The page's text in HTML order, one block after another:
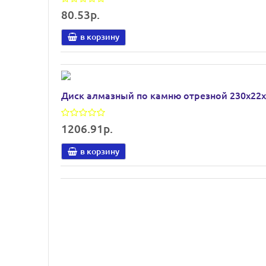
80.53р.
в корзину
Диск алмазный по камню отрезной
1206.91р.
в корзину